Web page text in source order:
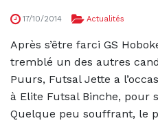
17/10/2014 Actualités
Après s’être farci GS
tremblé un des autres
Puurs, Futsal Jette a
à Elite Futsal Binche, pour
Quelque peu souffrant, le